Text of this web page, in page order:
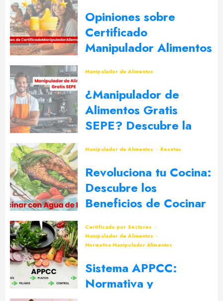
Opiniones sobre
Certificado
Manipulador Alimentos
Manipulador de Alimentos
¿Manipulador de
Alimentos Gratis
SEPE? Descubre la
Manipulador de Alimentos Recetas
Revoluciona tu Cocina:
Descubre los
Beneficios de Cocinar
30 DE JULIO DE 2024 0
Certificado por Sectores
Manipulador de Alimentos
Normativa Manipulador Alimentos
Sistema APPCC:
Normativa y